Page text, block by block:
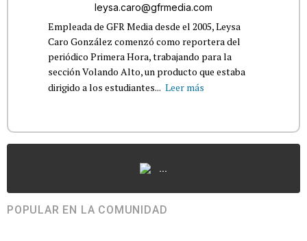
leysa.caro@gfrmedia.com
Empleada de GFR Media desde el 2005, Leysa
Caro González comenzó como reportera del
periódico Primera Hora, trabajando para la
sección Volando Alto, un producto que estaba
dirigido a los estudiantes... Leer más
...
POPULAR EN LA COMUNIDAD